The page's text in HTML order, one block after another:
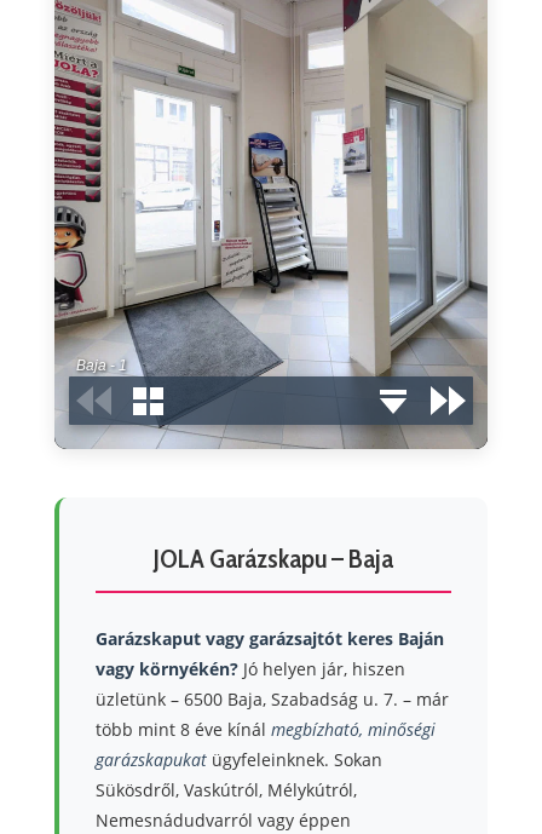
JOLA Garázskapu – Baja
Garázskaput vagy garázsajtót keres Baján
vagy környékén?Jó helyen jár, hiszen
üzletünk – 6500 Baja, Szabadság u. 7. – már
több mint 8 éve kínál megbízható, minőségi
garázskapukatügyfeleinknek. Sokan
Sükösdről, Vaskútról, Mélykútról,
Nemesnádudvarról vagy éppen